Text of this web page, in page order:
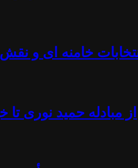
خامنه ای و
از مبادله حمید نوری